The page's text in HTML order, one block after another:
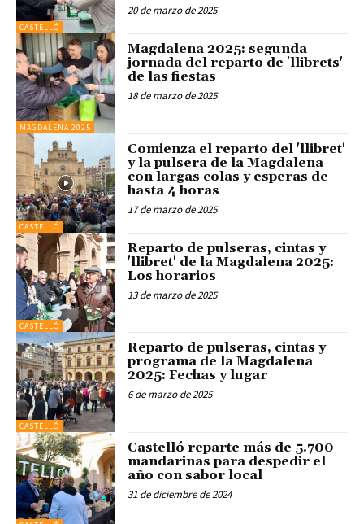
CASTELLÓ
20 de marzo de 2025
MAGDALENA 2025
Magdalena 2025: segunda
jornada del reparto de 'llibrets'
de las fiestas
18 de marzo de 2025
CASTELLÓ
Comienza el reparto del 'llibret'
y la pulsera de la Magdalena
con largas colas y esperas de
hasta 4 horas
17 de marzo de 2025
CASTELLÓ
Reparto de pulseras, cintas y
'llibret' de la Magdalena 2025:
Los horarios
13 de marzo de 2025
CASTELLÓ
Reparto de pulseras, cintas y
programa de la Magdalena
2025: Fechas y lugar
6 de marzo de 2025
Castelló reparte más de 5.700
mandarinas para despedir el
año con sabor local
31 de diciembre de 2024